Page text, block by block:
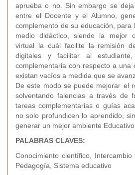
aprueba o no. Sin embargo se
entre el Docente y el Alumno,
complemento de su educación, para
medio didáctico, siendo la mejor
virtual la cuál facilite la remisión
digitales y facilitar al
complementaria con respecto a una
existan vacíos a medida que se
De este modo se puede mejorar el
solventando falencias a través de
tareas complementarias o guías
no solo profundicen lo aprendido,
generar un mejor ambiente Educativo.
PALABRAS CLAVES:
Conocimiento científico, Intercambio
Pedagogía, Sistema educativo